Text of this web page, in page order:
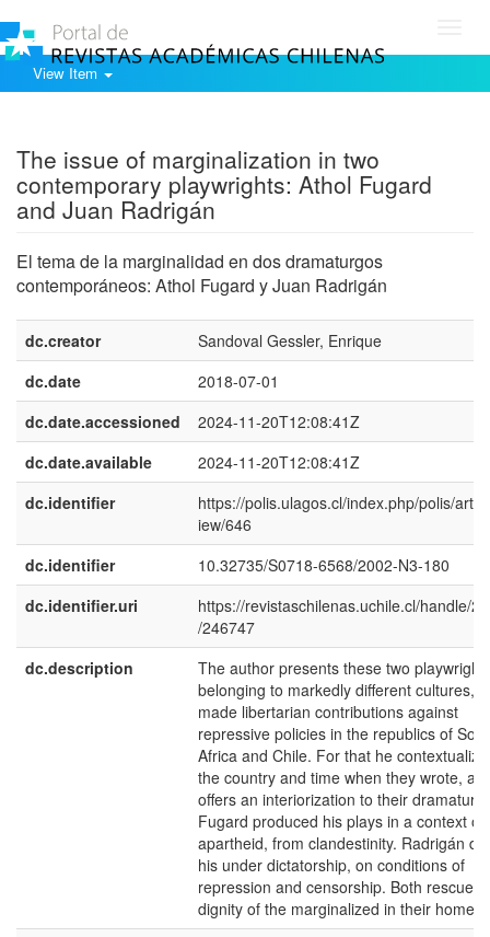
View Item
The issue of marginalization in two
contemporary playwrights: Athol Fugard
and Juan Radrigán
El tema de la marginalidad en dos dramaturgos
contemporáneos: Athol Fugard y Juan Radrigán
dc.creator
Sandoval Gessler, Enrique
dc.date
2018-07-01
dc.date.accessioned
2024-11-20T12:08:41Z
dc.date.available
2024-11-20T12:08:41Z
dc.identifier
https://polis.ulagos.cl/index.php/polis/
iew/646
dc.identifier
10.32735/S0718-6568/2002-N3-180
dc.identifier.uri
https://revistaschilenas.uchile.cl/handle/
/246747
dc.description
The author presents these two
belonging to markedly different cultures,
made libertarian contributions against
repressive policies in the republics of
Africa and Chile. For that he
the country and time when they wrote,
offers an interiorization to their
Fugard produced his plays in a context of
apartheid, from clandestinity. Radrigán did
his under dictatorship, on conditions of
repression and censorship. Both rescue
dignity of the marginalized in their